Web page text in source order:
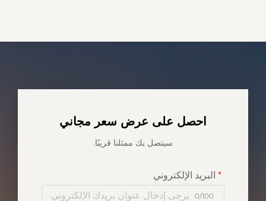
احصل على عرض سعر مجاني
سيتصل بك ممثلنا قريبًا.
البريد الإلكتروني
0/100